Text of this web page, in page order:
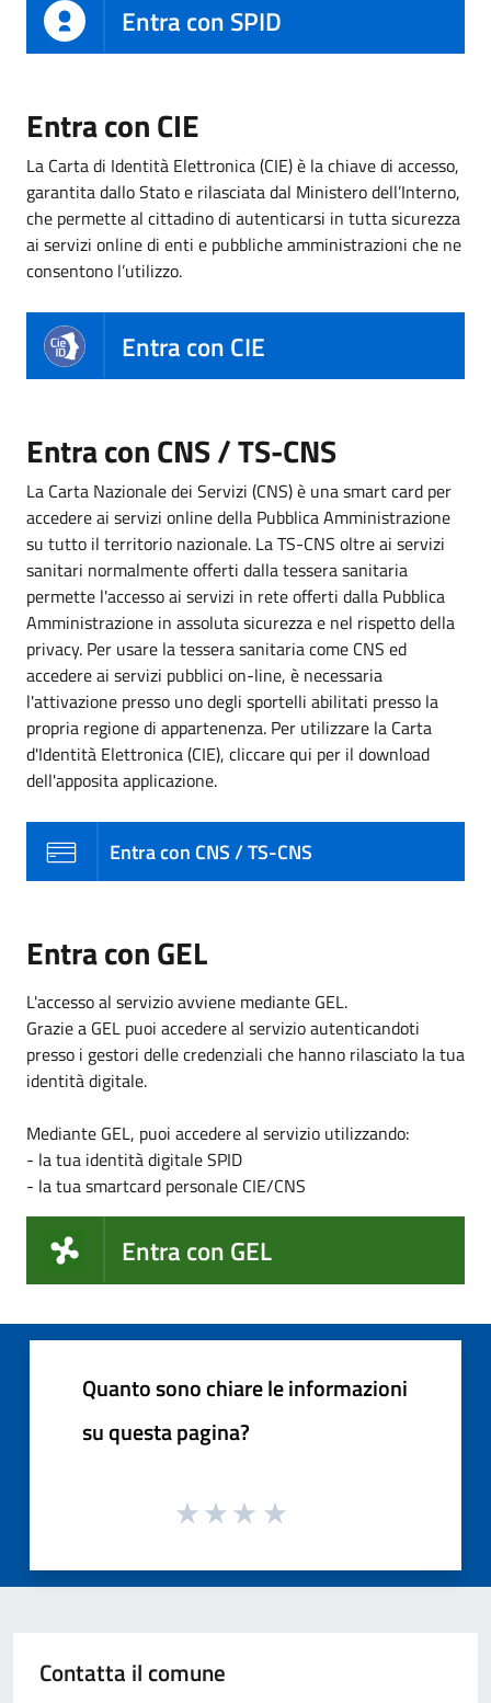
Entra con SPID
Entra con CIE
La Carta di Identità Elettronica (CIE) è la chiave di accesso,
garantita dallo Stato e rilasciata dal Ministero dell’Interno,
che permette al cittadino di autenticarsi in tutta sicurezza
ai servizi online di enti e pubbliche amministrazioni che ne
consentono l’utilizzo.
Entra con CIE
Entra con CNS / TS-CNS
La Carta Nazionale dei Servizi (CNS) è una smart card per
accedere ai servizi online della Pubblica Amministrazione
su tutto il territorio nazionale. La TS-CNS oltre ai servizi
sanitari normalmente offerti dalla tessera sanitaria
permette l'accesso ai servizi in rete offerti dalla Pubblica
Amministrazione in assoluta sicurezza e nel rispetto della
privacy. Per usare la tessera sanitaria come CNS ed
accedere ai servizi pubblici on-line, è necessaria
l'attivazione presso uno degli sportelli abilitati presso la
propria regione di appartenenza. Per utilizzare la Carta
d'Identità Elettronica (CIE), cliccare qui per il download
dell'apposita applicazione.
Entra con CNS / TS-CNS
Entra con GEL
L'accesso al servizio avviene mediante GEL.
Grazie a GEL puoi accedere al servizio autenticandoti
presso i gestori delle credenziali che hanno rilasciato la tua
identità digitale.
Mediante GEL, puoi accedere al servizio utilizzando:
- la tua identità digitale SPID
- la tua smartcard personale CIE/CNS
Entra con GEL
Quanto sono chiare le informazioni
su questa pagina?
Contatta il comune